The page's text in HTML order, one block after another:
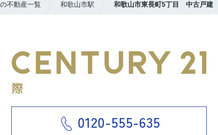
不動産一覧 和歌山市駅 和歌山市東長町5丁目 中古戸建
0120-555-635